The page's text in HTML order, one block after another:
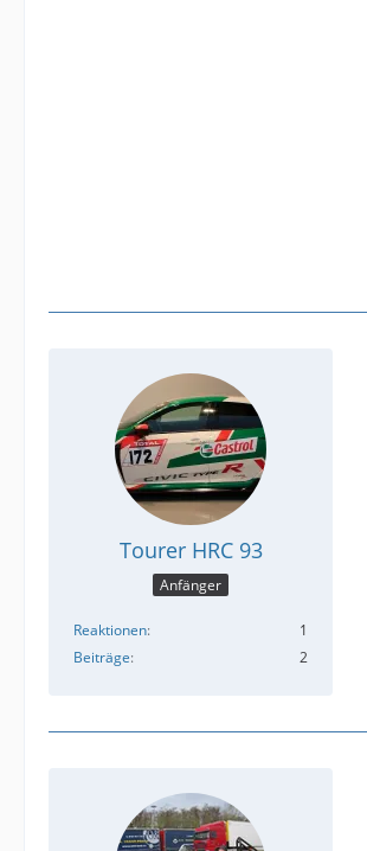
Tourer HRC 93
Anfänger
Reaktionen
1
Beiträge
2